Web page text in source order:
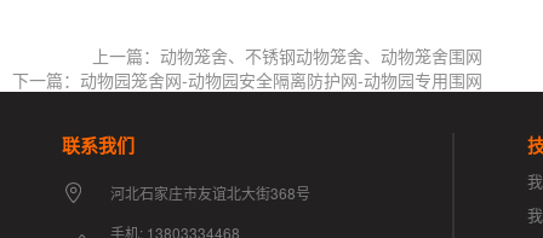
上一篇：动物笼舍、不锈钢动物笼舍、动物笼舍围网
下一篇：动物园笼舍网-动物园安全隔离防护网-动物园专用围网
联系我们
河北石家庄市友谊北大街368号
手机: 13803334468